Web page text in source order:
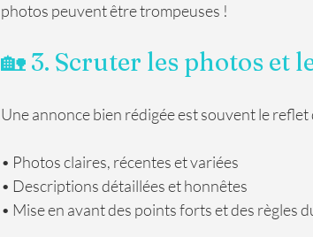
photos peuvent être trompeuses !
🏡 3. Scruter les photos et
Une annonce bien rédigée est souvent le reflet
• Photos claires, récentes et variées
• Descriptions détaillées et honnêtes
• Mise en avant des points forts et des règles